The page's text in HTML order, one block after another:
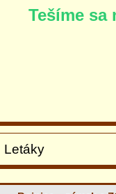
Tešíme sa
Letáky